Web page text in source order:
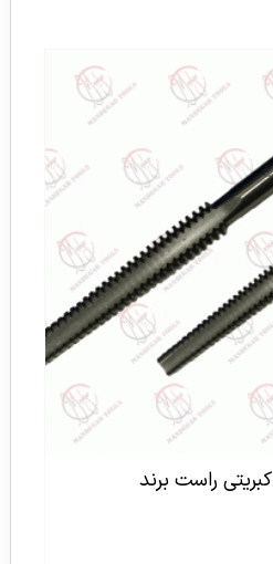
قلاویز ماشینی TR کبریتی راست برند